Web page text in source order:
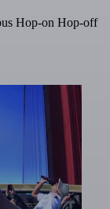
Hop-on Hop-off